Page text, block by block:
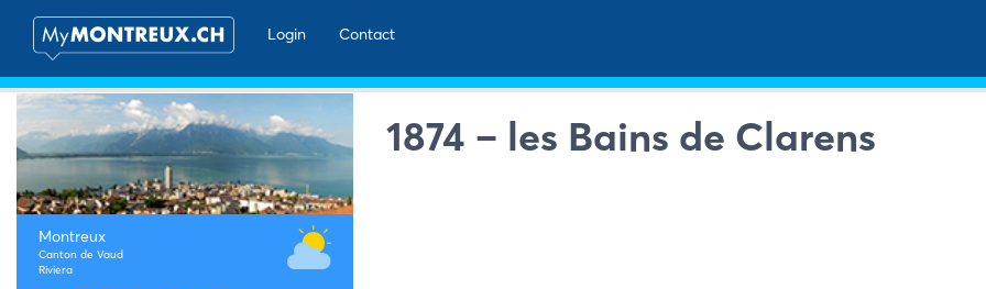
Login Contact
Montreux
Canton de Vaud
Riviera
1874 – les Bains de Clarens